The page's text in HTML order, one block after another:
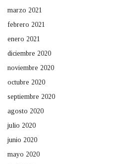
marzo 2021
febrero 2021
enero 2021
diciembre 2020
noviembre 2020
octubre 2020
septiembre 2020
agosto 2020
julio 2020
junio 2020
mayo 2020